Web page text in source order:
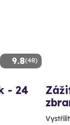
9.8(48)
- 24